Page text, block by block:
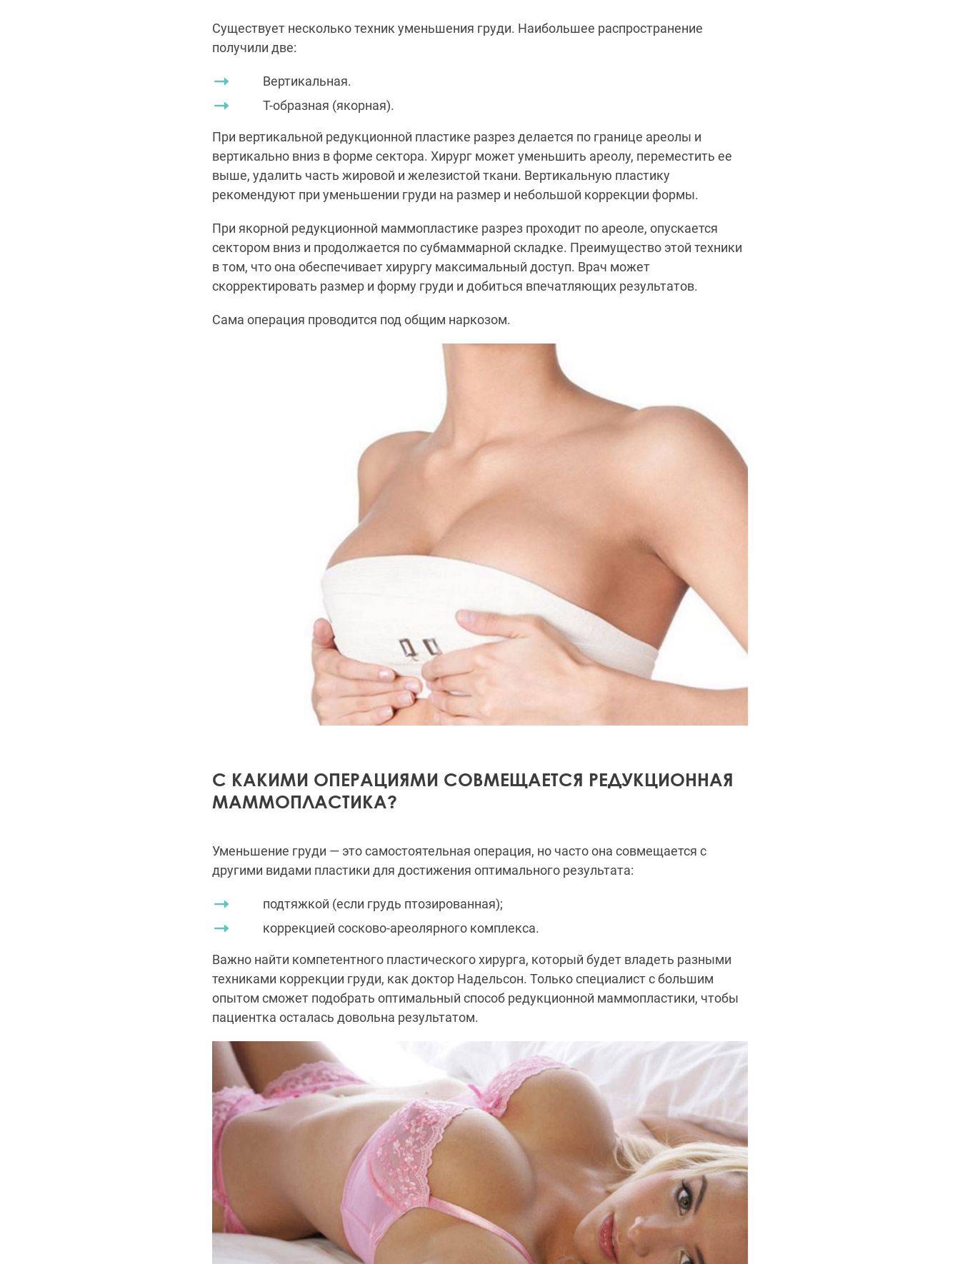
Существует несколько техник уменьшения груди. Наибольшее распространение
получили две:
Вертикальная.
Т-образная (якорная).
При вертикальной редукционной пластике разрез делается по границе ареолы и
вертикально вниз в форме сектора. Хирург может уменьшить ареолу, переместить ее
выше, удалить часть жировой и железистой ткани. Вертикальную пластику
рекомендуют при уменьшении груди на размер и небольшой коррекции формы.
При якорной редукционной маммопластике разрез проходит по ареоле, опускается
сектором вниз и продолжается по субмаммарной складке. Преимущество этой техники
в том, что она обеспечивает хирургу максимальный доступ. Врач может
скорректировать размер и форму груди и добиться впечатляющих результатов.
Сама операция проводится под общим наркозом.
С КАКИМИ ОПЕРАЦИЯМИ СОВМЕЩАЕТСЯ РЕДУКЦИОННАЯ
МАММОПЛАСТИКА?
Уменьшение груди — это самостоятельная операция, но часто она совмещается с
другими видами пластики для достижения оптимального результата:
подтяжкой (если грудь птозированная);
коррекцией сосково-ареолярного комплекса.
Важно найти компетентного пластического хирурга, который будет владеть разными
техниками коррекции груди, как доктор Надельсон. Только специалист с большим
опытом сможет подобрать оптимальный способ редукционной маммопластики, чтобы
пациентка осталась довольна результатом.